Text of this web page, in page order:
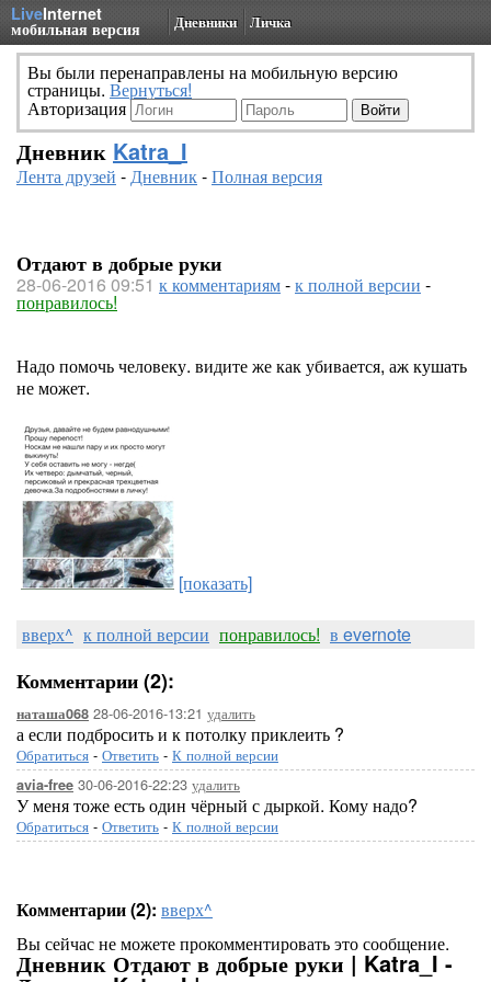
LiveInternet
мобильная версия Дневники Личка
Вы были перенаправлены на мобильную версию
страницы. Вернуться!
Авторизация
Дневник Katra_I
Лента друзей -Дневник-Полная версия
Отдают в добрые руки
28-06-2016 09:51 к комментариям-к полной версии -
понравилось!
Надо помочь человеку. видите же как убивается, аж кушать
не может.
[показать]
вверх^ к полной версии понравилось! в evernote
Комментарии (2):
наташа068 28-06-2016-13:21 удалить
а если подбросить и к потолку приклеить ?
Обратиться - Ответить - К полной версии
avia-free 30-06-2016-22:23 удалить
У меня тоже есть один чёрный с дыркой. Кому надо?
Обратиться - Ответить - К полной версии
Комментарии (2): вверх^
Вы сейчас не можете прокомментировать это сообщение.
Дневник Отдают в добрые руки | Katra_I -